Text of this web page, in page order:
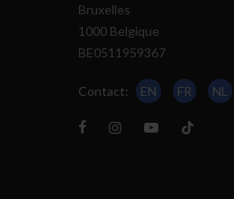
Bruxelles
1000 Belgique
BE0511959367
Contact: EN FR NL